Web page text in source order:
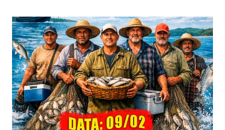
família foi atingido por uma caminhonete. O condutor da
mesma apresentava sinais visíveis de embriaguez, e
diversas latas de bebidas alcoólicas foram avistadas no
interior do veículo. O motorista, identificado por
moradores locais como irmão do vereador "Neguinho do
Coco", de Santa Luzia do Pará, evadiu-se do local sem
prestar assistência às vítimas. ​Atendimento e Danos ​A
Polícia Rodoviária Federal (PRF) foi acionada para atender a